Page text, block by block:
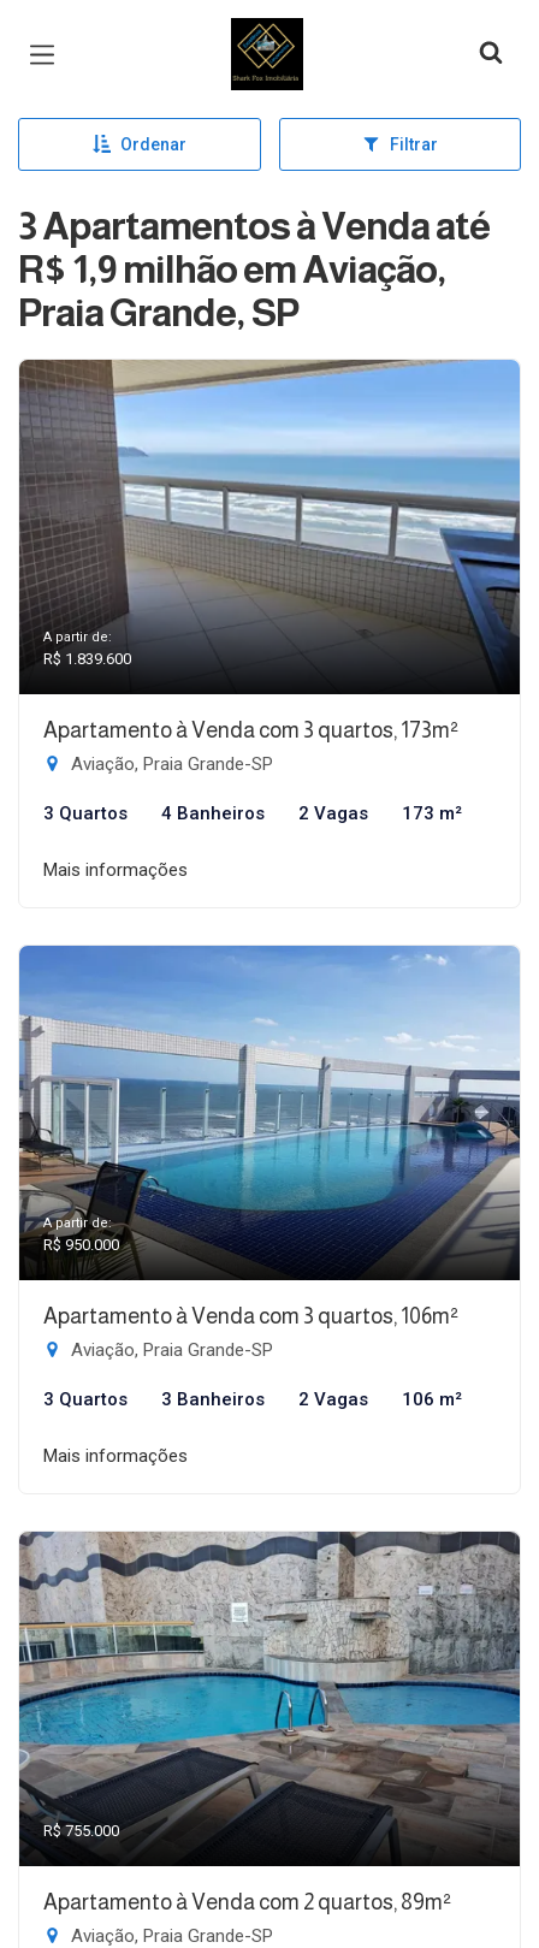
Página inicial
Ordenar Filtrar
3 Apartamentos à Venda até
R$ 1,9 milhão em Aviação,
Praia Grande, SP
A partir de:
R$ 1.839.600
Apartamento à Venda com 3 quartos, 173m²
Aviação, Praia Grande-SP
3 Quartos 4 Banheiros 2 Vagas 173 m²
Mais informações
A partir de:
R$ 950.000
Apartamento à Venda com 3 quartos, 106m²
Aviação, Praia Grande-SP
3 Quartos 3 Banheiros 2 Vagas 106 m²
Mais informações
R$ 755.000
Apartamento à Venda com 2 quartos, 89m²
Aviação, Praia Grande-SP